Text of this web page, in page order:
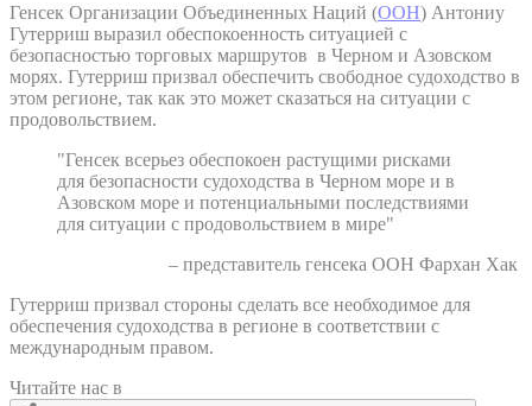
Генсек Организации Объединенных Наций (ООН) Антониу
Гутерриш выразил обеспокоенность ситуацией с
безопасностью торговых маршрутов в Черном и Азовском
морях. Гутерриш призвал обеспечить свободное судоходство в
этом регионе, так как это может сказаться на ситуации с
продовольствием.
"Генсек всерьез обеспокоен растущими рисками
для безопасности судоходства в Черном море и в
Азовском море и потенциальными последствиями
для ситуации с продовольствием в мире"
– представитель генсека ООН Фархан Хак
Гутерриш призвал стороны сделать все необходимое для
обеспечения судоходства в регионе в соответствии с
международным правом.
Читайте нас в